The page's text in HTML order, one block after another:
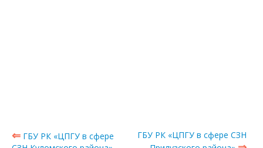
⇐ ГБУ РК «ЦПГУ в сфере
ГБУ РК «ЦПГУ в сфере СЗН